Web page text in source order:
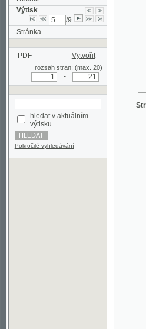
/9
Stránka
PDF
rozsah stran: (max. 20)
výtisku
Pokročilé vyhledávání